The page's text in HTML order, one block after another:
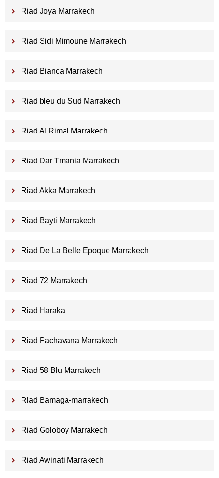
Riad Joya Marrakech
Riad Sidi Mimoune Marrakech
Riad Bianca Marrakech
Riad bleu du Sud Marrakech
Riad Al Rimal Marrakech
Riad Dar Tmania Marrakech
Riad Akka Marrakech
Riad Bayti Marrakech
Riad De La Belle Epoque Marrakech
Riad 72 Marrakech
Riad Haraka
Riad Pachavana Marrakech
Riad 58 Blu Marrakech
Riad Bamaga-marrakech
Riad Goloboy Marrakech
Riad Awinati Marrakech